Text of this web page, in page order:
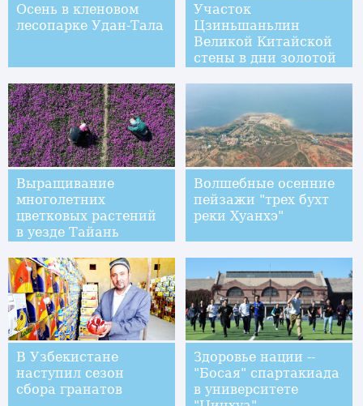
Осень в кленовом
лесопарке Удан-Тала
Участок
Цзиньшаньлин
Великой Китайской
стены в дни золотой
Выращивание
многолетних
цветковых растений
в уезде Тайань
Волшебные осенние
пейзажи "трех бухт
реки Хуанхэ"
В Узбекистане
наступил сезон
сбора гранатов
Здоровье нации --
"Босая" спартакиада
в университете